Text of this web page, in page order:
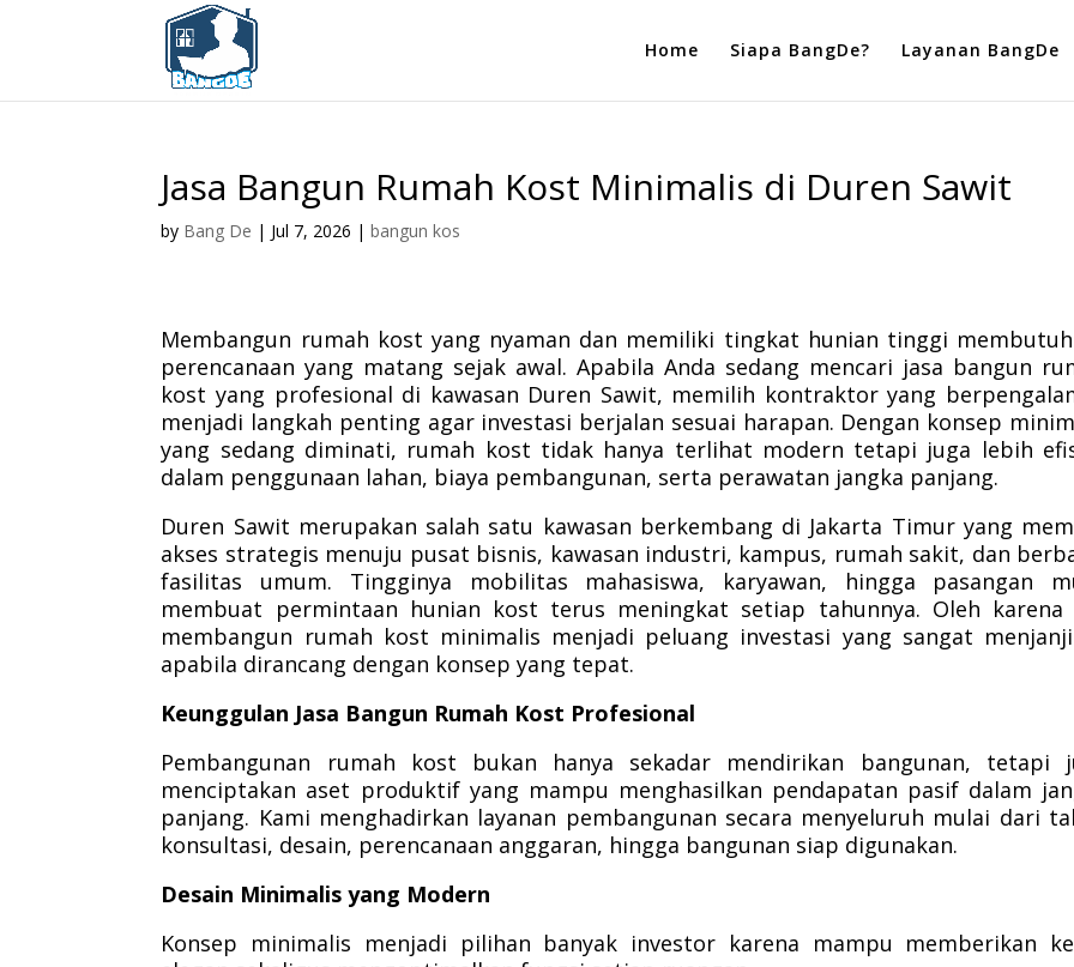
Home Siapa BangDe? Layanan BangDe
Jasa Bangun Rumah Kost Minimalis di Duren Sawit
by Bang De | Jul 7, 2026 |bangun kos
Membangun rumah kost yang nyaman dan memiliki tingkat hunian tinggi
perencanaan yang matang sejak awal. Apabila Anda sedang mencari jasa bangun
kost yang profesional di kawasan Duren Sawit, memilih kontraktor yang
menjadi langkah penting agar investasi berjalan sesuai harapan. Dengan konsep
yang sedang diminati, rumah kost tidak hanya terlihat modern tetapi juga lebih
dalam penggunaan lahan, biaya pembangunan, serta perawatan jangka panjang.
Duren Sawit merupakan salah satu kawasan berkembang di Jakarta Timur yang
akses strategis menuju pusat bisnis, kawasan industri, kampus, rumah sakit, dan
fasilitas umum. Tingginya mobilitas mahasiswa, karyawan, hingga pasangan
membuat permintaan hunian kost terus meningkat setiap tahunnya. Oleh karena
membangun rumah kost minimalis menjadi peluang investasi yang sangat
apabila dirancang dengan konsep yang tepat.
Keunggulan Jasa Bangun Rumah Kost Profesional
Pembangunan rumah kost bukan hanya sekadar mendirikan bangunan, tetapi
menciptakan aset produktif yang mampu menghasilkan pendapatan pasif dalam
panjang. Kami menghadirkan layanan pembangunan secara menyeluruh mulai dari
konsultasi, desain, perencanaan anggaran, hingga bangunan siap digunakan.
Desain Minimalis yang Modern
Konsep minimalis menjadi pilihan banyak investor karena mampu memberikan